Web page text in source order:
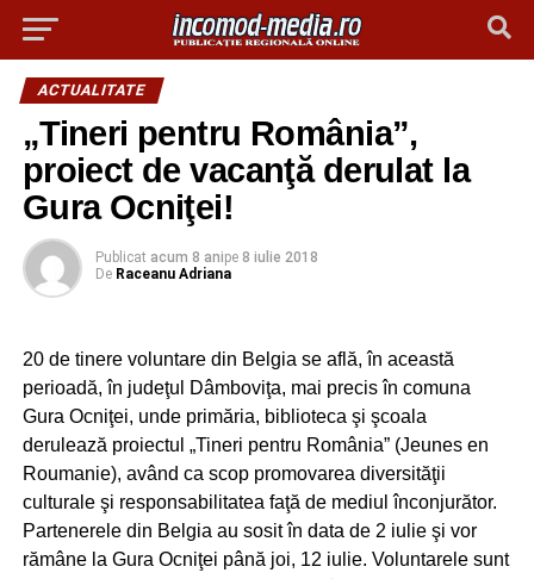
ACTUALITATE
„Tineri pentru România”,
proiect de vacanţă derulat la
Gura Ocniţei!
Publicat acum 8 anipe 8 iulie 2018
De Raceanu Adriana
20 de tinere voluntare din Belgia se află, în această
perioadă, în judeţul Dâmboviţa, mai precis în comuna
Gura Ocniţei, unde primăria, biblioteca şi şcoala
derulează proiectul „Tineri pentru România” (Jeunes en
Roumanie), având ca scop promovarea diversităţii
culturale şi responsabilitatea faţă de mediul înconjurător.
Partenerele din Belgia au sosit în data de 2 iulie şi vor
rămâne la Gura Ocniţei până joi, 12 iulie. Voluntarele sunt